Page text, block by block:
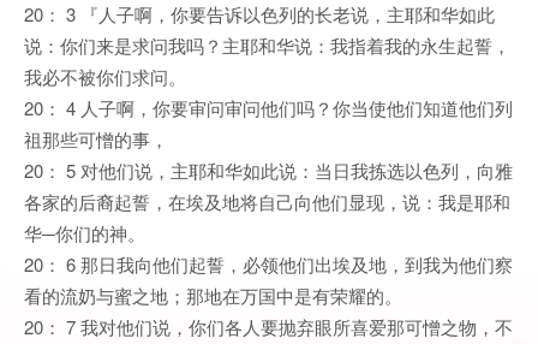
20： 3 『人子啊，你要告诉以色列的长老说，主耶和华如此
说：你们来是求问我吗？主耶和华说：我指着我的永生起誓，
我必不被你们求问。
20： 4 人子啊，你要审问审问他们吗？你当使他们知道他们列
祖那些可憎的事，
20： 5 对他们说，主耶和华如此说：当日我拣选以色列，向雅
各家的后裔起誓，在埃及地将自己向他们显现，说：我是耶和
华─你们的神。
20： 6 那日我向他们起誓，必领他们出埃及地，到我为他们察
看的流奶与蜜之地；那地在万国中是有荣耀的。
20： 7 我对他们说，你们各人要抛弃眼所喜爱那可憎之物，不